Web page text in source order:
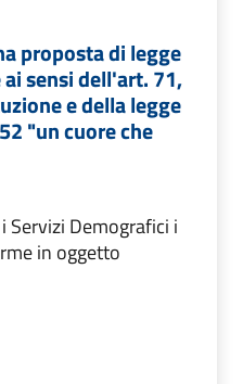
proposta di legge
sensi dell'art. 71,
e della legge
"un cuore che
Servizi Demografici i
in oggetto